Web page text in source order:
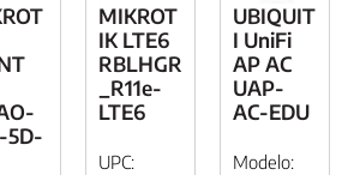
5D-
MIKROT
IK LTE6
RBLHGR
_R11e-
LTE6
UPC:
UBIQUIT
I UniFi
AP AC
UAP-
AC-EDU
Modelo: